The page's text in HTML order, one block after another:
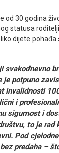
od 30 godina
statusa
dijete pohađa
svakodnevno
potpuno
invalidnosti
i
sigurnost i
to je rad
Pod
predaha –